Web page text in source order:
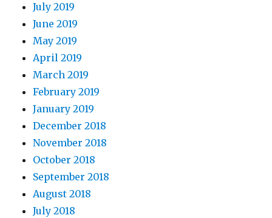
July 2019
June 2019
May 2019
April 2019
March 2019
February 2019
January 2019
December 2018
November 2018
October 2018
September 2018
August 2018
July 2018